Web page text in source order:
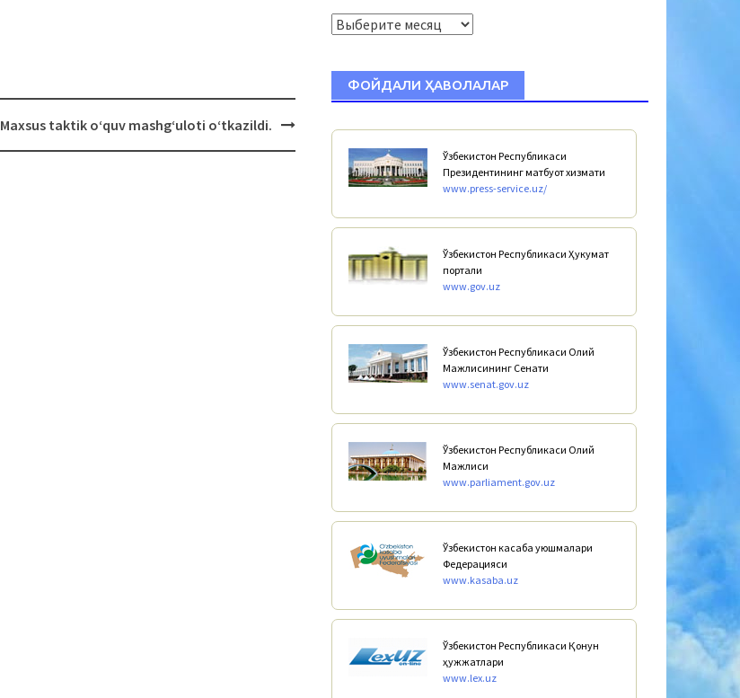
Maxsus taktik o‘quv mashg‘uloti o‘tkazildi.
Архивы
ФОЙДАЛИ ҲАВОЛАЛАР
Ўзбекистон Республикаси
Президентининг матбуот хизмати
www.press-service.uz/
Ўзбекистон Республикаси Ҳукумат
портали
www.gov.uz
Ўзбекистон Республикаси Олий
Мажлисининг Сенати
www.senat.gov.uz
Ўзбекистон Республикаси Олий
Мажлиси
www.parliament.gov.uz
Ўзбекистон касаба уюшмалари
Федерацияси
www.kasaba.uz
Ўзбекистон Республикаси Қонун
ҳужжатлари
www.lex.uz